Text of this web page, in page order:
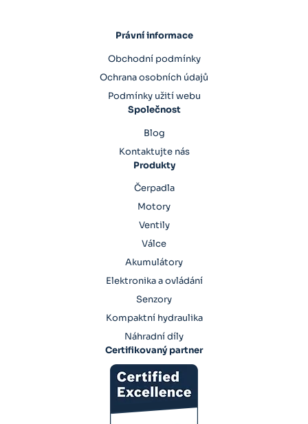
Právní informace
Obchodní podmínky
Ochrana osobních údajů
Podmínky užití webu
Společnost
Blog
Kontaktujte nás
Produkty
Čerpadla
Motory
Ventily
Válce
Akumulátory
Elektronika a ovládání
Senzory
Kompaktní hydraulika
Náhradní díly
Certifikovaný partner